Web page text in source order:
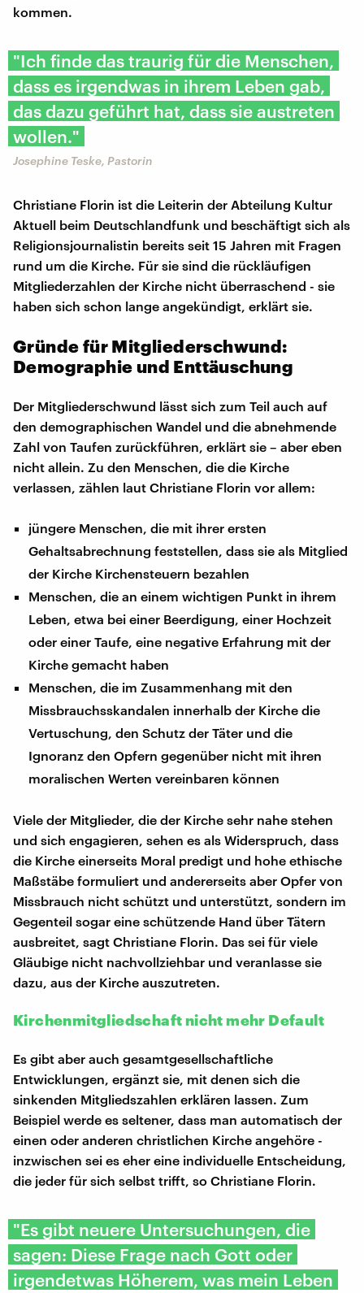
kommen.
"Ich finde das traurig für die Menschen,
dass es irgendwas in ihrem Leben gab,
das dazu geführt hat, dass sie austreten
wollen."
Josephine Teske, Pastorin
Christiane Florin ist die Leiterin der Abteilung Kultur
Aktuell beim Deutschlandfunk und beschäftigt sich als
Religionsjournalistin bereits seit 15 Jahren mit Fragen
rund um die Kirche. Für sie sind die rückläufigen
Mitgliederzahlen der Kirche nicht überraschend - sie
haben sich schon lange angekündigt, erklärt sie.
Gründe für Mitgliederschwund:
Demographie und Enttäuschung
Der Mitgliederschwund lässt sich zum Teil auch auf
den demographischen Wandel und die abnehmende
Zahl von Taufen zurückführen, erklärt sie – aber eben
nicht allein. Zu den Menschen, die die Kirche
verlassen, zählen laut Christiane Florin vor allem:
jüngere Menschen, die mit ihrer ersten
Gehaltsabrechnung feststellen, dass sie als Mitglied
der Kirche Kirchensteuern bezahlen
Menschen, die an einem wichtigen Punkt in ihrem
Leben, etwa bei einer Beerdigung, einer Hochzeit
oder einer Taufe, eine negative Erfahrung mit der
Kirche gemacht haben
Menschen, die im Zusammenhang mit den
Missbrauchsskandalen innerhalb der Kirche die
Vertuschung, den Schutz der Täter und die
Ignoranz den Opfern gegenüber nicht mit ihren
moralischen Werten vereinbaren können
Viele der Mitglieder, die der Kirche sehr nahe stehen
und sich engagieren, sehen es als Widerspruch, dass
die Kirche einerseits Moral predigt und hohe ethische
Maßstäbe formuliert und andererseits aber Opfer von
Missbrauch nicht schützt und unterstützt, sondern im
Gegenteil sogar eine schützende Hand über Tätern
ausbreitet, sagt Christiane Florin. Das sei für viele
Gläubige nicht nachvollziehbar und veranlasse sie
dazu, aus der Kirche auszutreten.
Kirchenmitgliedschaft nicht mehr Default
Es gibt aber auch gesamtgesellschaftliche
Entwicklungen, ergänzt sie, mit denen sich die
sinkenden Mitgliedszahlen erklären lassen. Zum
Beispiel werde es seltener, dass man automatisch der
einen oder anderen christlichen Kirche angehöre -
inzwischen sei es eher eine individuelle Entscheidung,
die jeder für sich selbst trifft, so Christiane Florin.
"Es gibt neuere Untersuchungen, die
sagen: Diese Frage nach Gott oder
irgendetwas Höherem, was mein Leben